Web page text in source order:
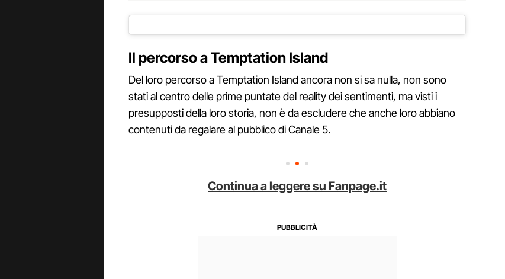
Il percorso a Temptation Island
Del loro percorso a Temptation Island ancora non si sa nulla, non sono
stati al centro delle prime puntate del reality dei sentimenti, ma visti i
presupposti della loro storia, non è da escludere che anche loro abbiano
contenuti da regalare al pubblico di Canale 5.
Continua a leggere su Fanpage.it